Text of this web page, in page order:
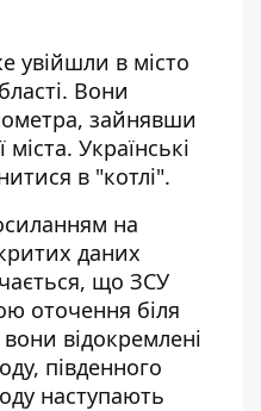
увійшли в місто
. Вони
зайнявши
Українські
в "котлі".
на
даних
що ЗСУ
оточення біля
вони відокремлені
південного
наступають